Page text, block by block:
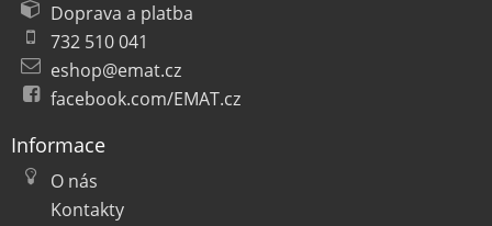
Doprava a platba
732 510 041
eshop@emat.cz
facebook.com/EMAT.cz
Informace
O nás
Kontakty